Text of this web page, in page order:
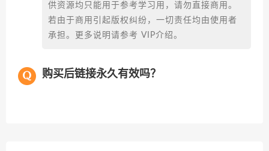
供资源均只能用于参考学习用，请勿直接商用。
若由于商用引起版权纠纷，一切责任均由使用者
承担。更多说明请参考 VIP介绍。
购买后链接永久有效吗？